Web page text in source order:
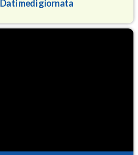
Dati medi giornata